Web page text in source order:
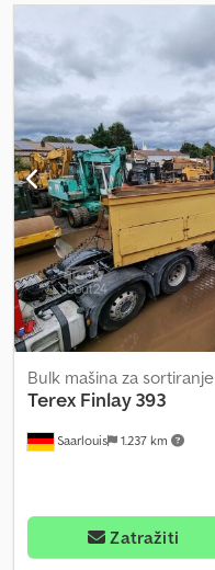
Saarlouis 1.237 km
Bulk mašina za sortiranje
Terex Finlay 393
Zatražiti